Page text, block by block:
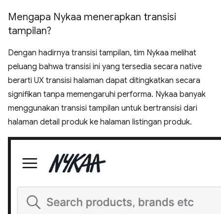
Mengapa Nykaa menerapkan transisi
tampilan?
Dengan hadirnya transisi tampilan, tim Nykaa melihat
peluang bahwa transisi ini yang tersedia secara native
berarti UX transisi halaman dapat ditingkatkan secara
signifikan tanpa memengaruhi performa. Nykaa banyak
menggunakan transisi tampilan untuk bertransisi dari
halaman detail produk ke halaman listingan produk.